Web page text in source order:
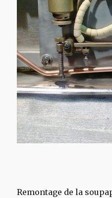
Remontage de la